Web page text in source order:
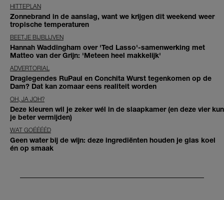
HITTEPLAN
Zonnebrand in de aanslag, want we krijgen dit weekend weer
tropische temperaturen
BEETJE BIJBLIJVEN
Hannah Waddingham over 'Ted Lasso'-samenwerking met
Matteo van der Grijn: 'Meteen heel makkelijk'
ADVERTORIAL
Draglegendes RuPaul en Conchita Wurst tegenkomen op de
Dam? Dat kan zomaar eens realiteit worden
OH, JA JOH?
Deze kleuren wil je zeker wél in de slaapkamer (en deze vier kun
je beter vermijden)
WAT GOÉÉÉÉD
Geen water bij de wijn: deze ingrediënten houden je glas koel
én op smaak